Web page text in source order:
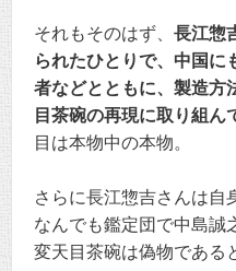
それもそのはず、 長江惣
られたひとりで、中国に
者などとともに、製造方
目茶碗の再現に取り組ん
目は本物中の本物。
さらに長江惣吉さんは自
なんでも鑑定団で中島誠
変天目茶碗は偽物である